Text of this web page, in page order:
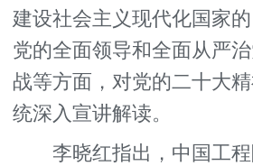
建设社会主义现代化国家
党的全面领导和全面从严
战等方面，对党的二十大
统深入宣讲解读。
李晓红指出，中国工程